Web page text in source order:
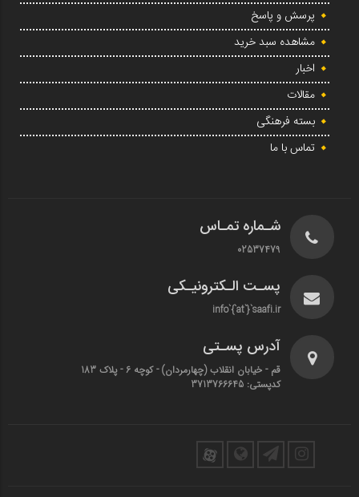
پرسش و پاسخ
مشاهده سبد خرید
اخبار
مقالات
بسته فرهنگی
تماس با ما
شـماره تمـاس
02537479
پسـت الـکترونیـکی
info`{`at`}`saafi.ir
آدرس پسـتی
قم - خیابان انقلاب (چهارمردان)‌ - کوچه 6 - پلاک 183
کدپستی: 3713766645